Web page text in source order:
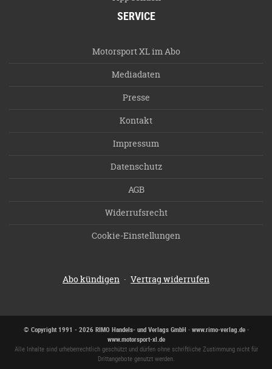
SERVICE
Motorsport XL im Abo
Mediadaten
Presse
Kontakt
Impressum
Datenschutz
AGB
Widerrufsrecht
Cookie-Einstellungen
Abo kündigen · Vertrag widerrufen
© Copyright 1991 - 2026 RIMO Handels- und Verlags GmbH · www.rimo-verlag.de ·
www.motorsport-xl.de
Alle Inhalte sind urheberrechtlich geschützt und dürfen ohne schriftliche Zustimmung nicht für
Drittangebote genutzt werden.